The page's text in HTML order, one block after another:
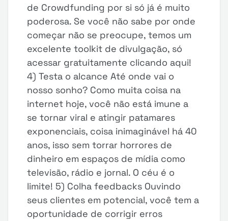
de Crowdfunding por si só já é muito
poderosa. Se você não sabe por onde
começar não se preocupe, temos um
excelente toolkit de divulgação, só
acessar gratuitamente clicando aqui!
4) Testa o alcance Até onde vai o
nosso sonho? Como muita coisa na
internet hoje, você não está imune a
se tornar viral e atingir patamares
exponenciais, coisa inimaginável há 40
anos, isso sem torrar horrores de
dinheiro em espaços de mídia como
televisão, rádio e jornal. O céu é o
limite! 5) Colha feedbacks Ouvindo
seus clientes em potencial, você tem a
oportunidade de corrigir erros